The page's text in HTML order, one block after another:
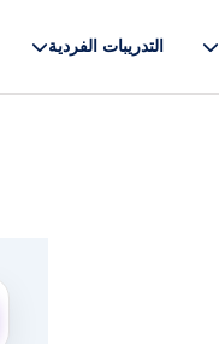
التدريبات الفردية